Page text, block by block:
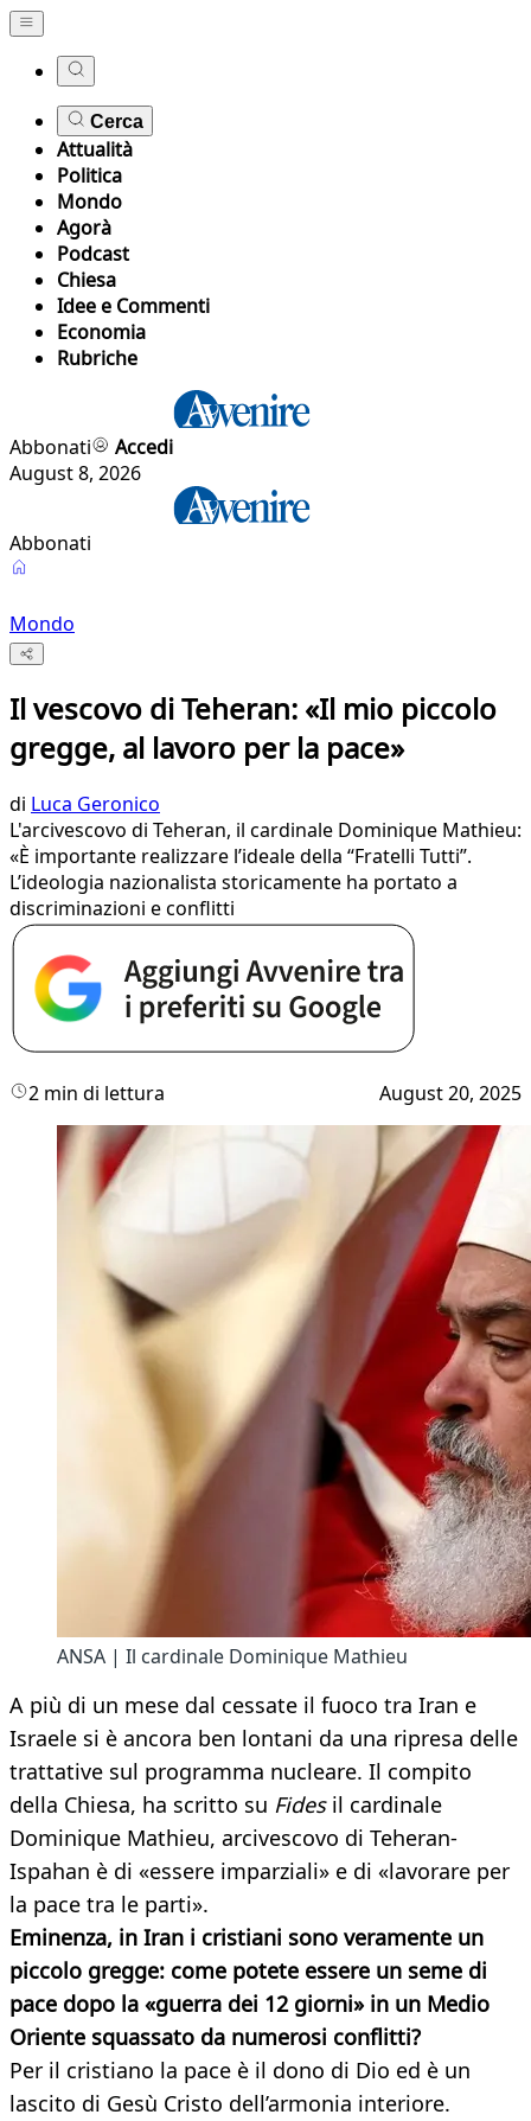
Cerca
Attualità
Politica
Mondo
Agorà
Podcast
Chiesa
Idee e Commenti
Economia
Rubriche
Abbonati
Accedi
August 8, 2026
Abbonati
Mondo
Il vescovo di Teheran: «Il mio piccolo
gregge, al lavoro per la pace»
di Luca Geronico
L'arcivescovo di Teheran, il cardinale Dominique Mathieu:
«È importante realizzare l’ideale della “Fratelli Tutti”.
L’ideologia nazionalista storicamente ha portato a
discriminazioni e conflitti
2 min di lettura August 20, 2025
ANSA | Il cardinale Dominique Mathieu
A più di un mese dal cessate il fuoco tra Iran e
Israele si è ancora ben lontani da una ripresa delle
trattative sul programma nucleare. Il compito
della Chiesa, ha scritto su Fidesil cardinale
Dominique Mathieu, arcivescovo di Teheran-
Ispahan è di «essere imparziali» e di «lavorare per
la pace tra le parti».
Eminenza, in Iran i cristiani sono veramente un
piccolo gregge: come potete essere un seme di
pace dopo la «guerra dei 12 giorni» in un Medio
Oriente squassato da numerosi conflitti?
Per il cristiano la pace è il dono di Dio ed è un
lascito di Gesù Cristo dell’armonia interiore.